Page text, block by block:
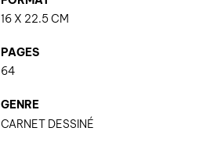
16 X 22.5 CM
PAGES
64
GENRE
CARNET DESSINÉ